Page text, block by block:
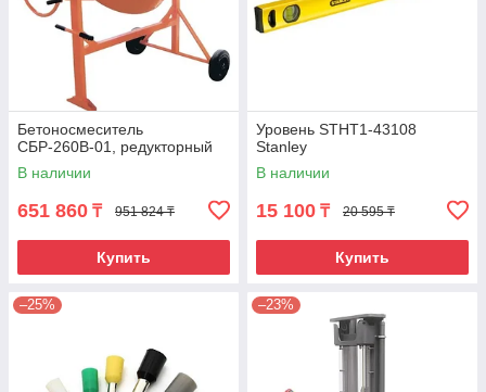
Бетоносмеситель
СБР-260В-01, редукторный
В наличии
651 860 ₸ 951 824 ₸
Купить
Уровень STHT1-43108
Stanley
В наличии
15 100 ₸ 20 595 ₸
Купить
–25% –23%